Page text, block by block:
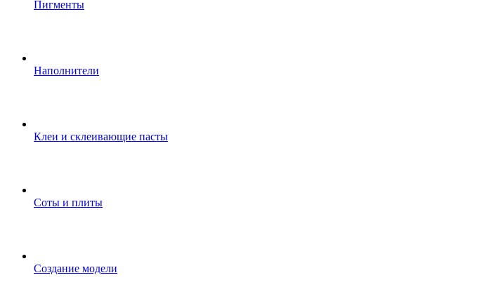
Пигменты
Наполнители
Клеи и склеивающие пасты
Соты и плиты
Создание модели